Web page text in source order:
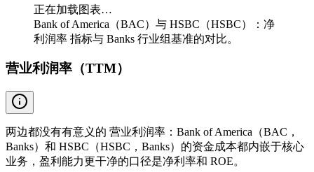
正在加载图表…
Bank of America（BAC）与 HSBC（HSBC）：净
利润率 指标与 Banks 行业组基准的对比。
营业利润率（TTM）
两边都没有有意义的 营业利润率：Bank of America（BAC，
Banks）和 HSBC（HSBC，Banks）的资金成本都内嵌于核心
业务，盈利能力更干净的口径是净利率和 ROE。